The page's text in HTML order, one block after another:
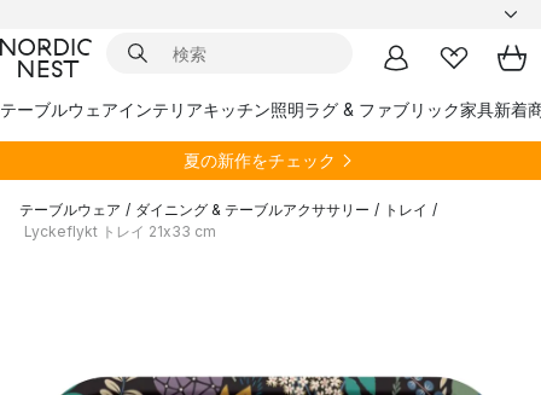
テーブルウェアインテリアキッチン照明ラグ & ファブリック家具新着
夏の新作をチェック
テーブルウェア / ダイニング & テーブルアクササリー / トレイ /
Lyckeflykt トレイ 21x33 cm